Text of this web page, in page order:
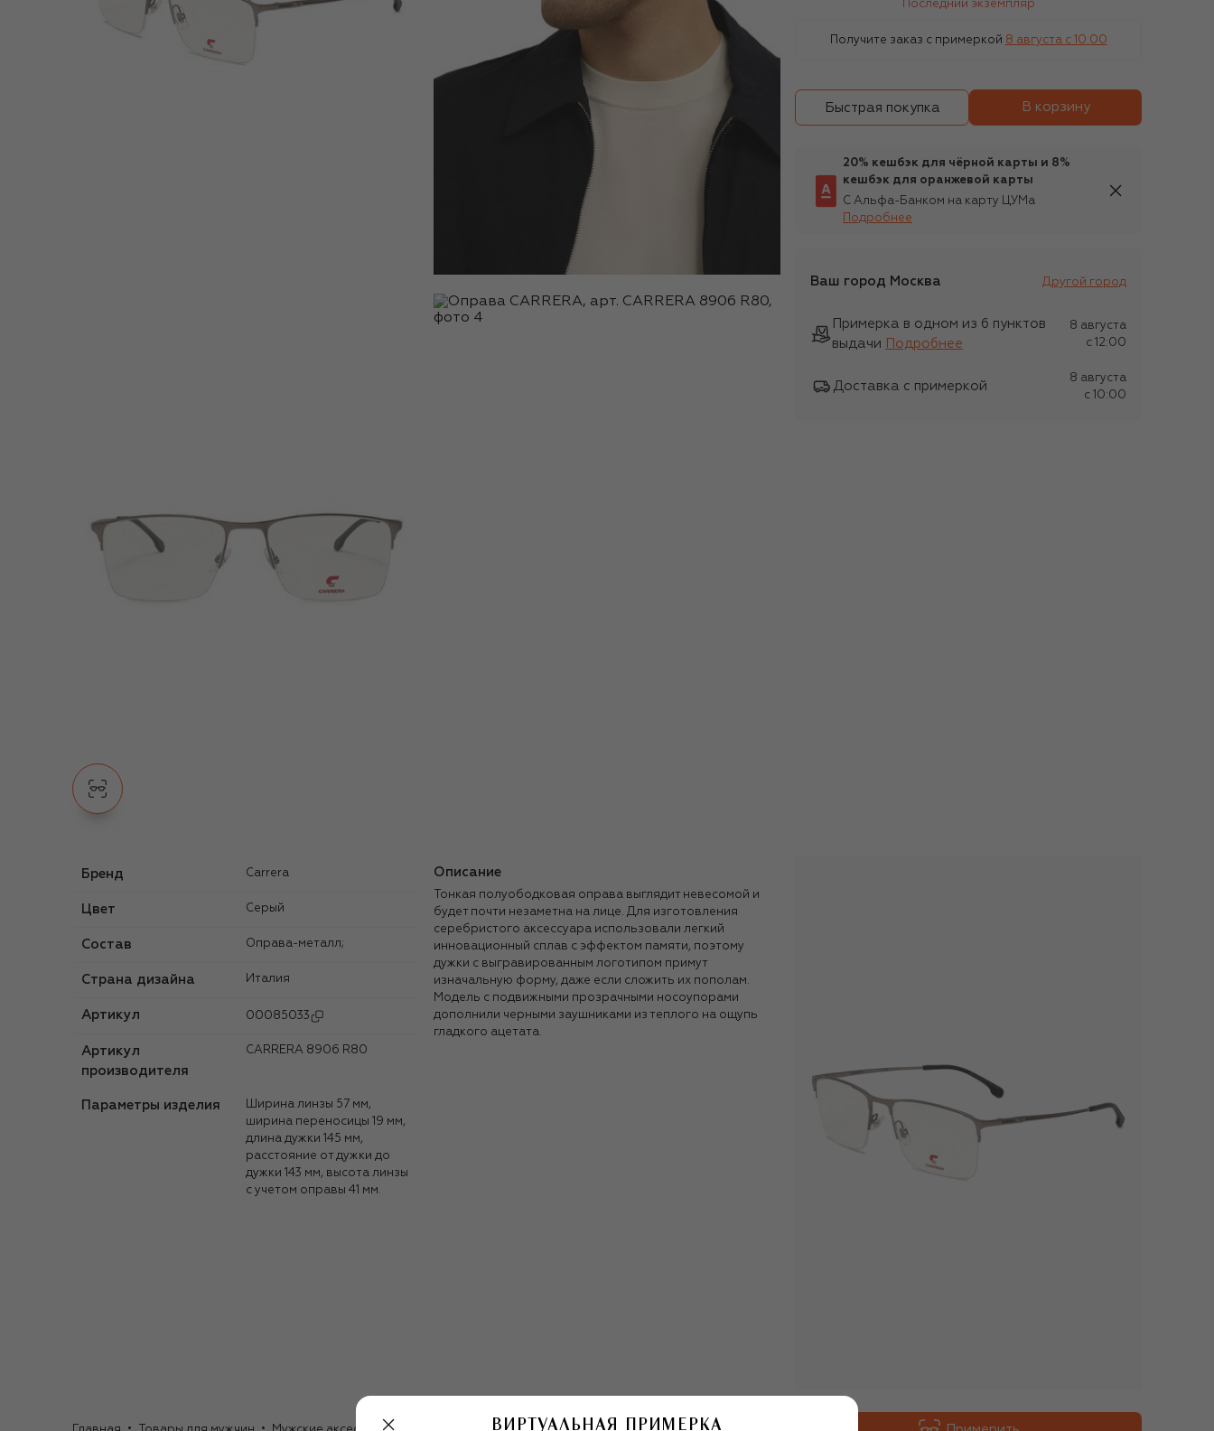
Последний экземпляр
Получите заказ с примеркой 8 августа c 10:00
Быстрая покупка В корзину
20% кешбэк для чёрной карты и 8%
кешбэк для оранжевой карты
С Альфа-Банком на карту ЦУМа
Подробнее
Ваш город Москва Другой город
Примерка в одном из 6 пунктов
выдачи
Подробнее
8 августа
c 12:00
Доставка с примеркой
8 августа
c 10:00
Бренд Carrera
Цвет Серый
Состав Оправа-металл;
Страна дизайна Италия
Артикул 00085033
Артикул
производителя
CARRERA 8906 R80
Параметры изделия
Ширина линзы 57 мм,
ширина переносицы 19 мм,
длина дужки 145 мм,
расстояние от дужки до
дужки 143 мм, высота линзы
с учетом оправы 41 мм.
Описание
Тонкая полуободковая оправа выглядит невесомой и
будет почти незаметна на лице. Для изготовления
серебристого аксессуара использовали легкий
инновационный сплав с эффектом памяти, поэтому
дужки с выгравированным логотипом примут
изначальную форму, даже если сложить их пополам.
Модель с подвижными прозрачными носоупорами
дополнили черными заушниками из теплого на ощупь
гладкого ацетата.
ВИРТУАЛЬНАЯ ПРИМЕРКА